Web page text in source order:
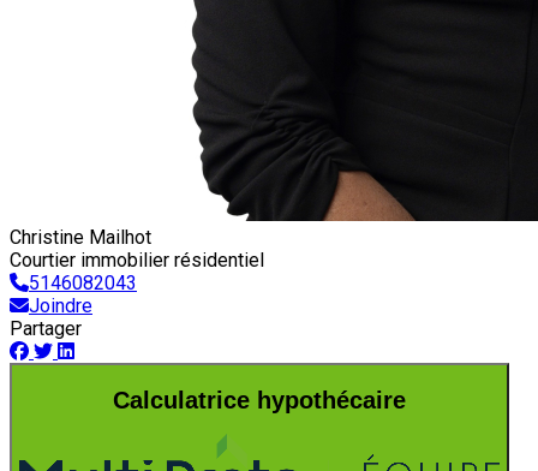
Christine Mailhot
Courtier immobilier résidentiel
5146082043
Joindre
Partager
Calculatrice hypothécaire